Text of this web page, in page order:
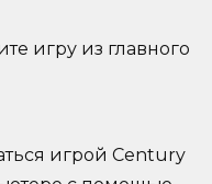
игру из главного
игрой Century